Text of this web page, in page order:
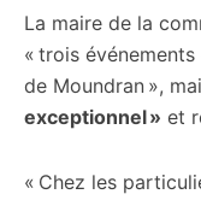
La maire de la
« trois
de Moundran »,
exceptionnel » et
« Chez les